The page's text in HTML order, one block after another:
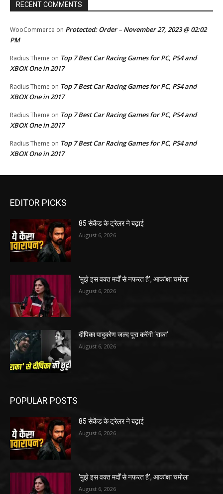
RECENT COMMENTS
WooCommerce on Protected: Order – November 27, 2023 @ 02:02
PM
Radius Theme on Top 7 Best Car Racing Games for PC, PS4 and
XBOX One in 2017
Radius Theme on Top 7 Best Car Racing Games for PC, PS4 and
XBOX One in 2017
Radius Theme on Top 7 Best Car Racing Games for PC, PS4 and
XBOX One in 2017
Radius Theme on Top 7 Best Car Racing Games for PC, PS4 and
XBOX One in 2017
EDITOR PICKS
85 सेकेंड के ट्रेलर ने बढ़ाई
August 6, 2026
‘मुझे इस वक्त मर्दों से नफरत है’, आकांक्षा चमोला
August 6, 2026
दीपिका पादुकोण जल्द पूरा करेंगी ‘राका’
August 6, 2026
POPULAR POSTS
85 सेकेंड के ट्रेलर ने बढ़ाई
August 6, 2026
‘मुझे इस वक्त मर्दों से नफरत है’, आकांक्षा चमोला
August 6, 2026